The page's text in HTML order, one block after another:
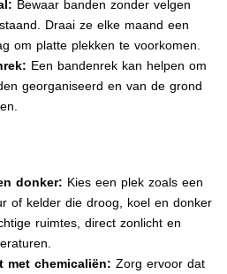
Bewaar banden zonder velgen
Draai ze elke maand een
om platte plekken te voorkomen.
Een bandenrek kan helpen om
georganiseerd en van de grond
donker: Kies een plek zoals een
of kelder die droog, koel en donker
ruimtes, direct zonlicht en
met chemicaliën: Zorg ervoor dat